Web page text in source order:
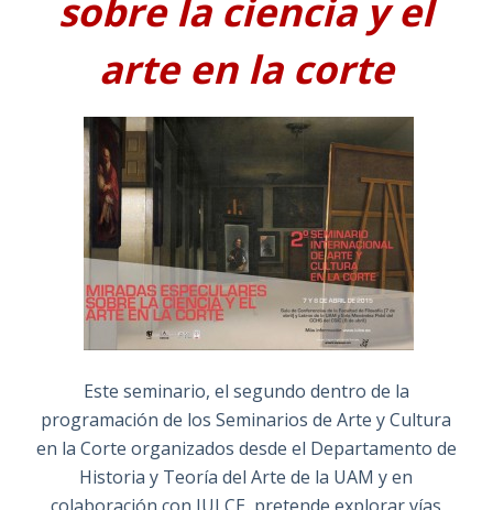
sobre la ciencia y el
arte en la corte
Este seminario, el segundo dentro de la
programación de los Seminarios de Arte y Cultura
en la Corte organizados desde el Departamento de
Historia y Teoría del Arte de la UAM y en
colaboración con IULCE, pretende explorar vías